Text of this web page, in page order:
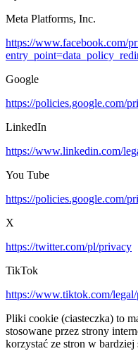
Meta Platforms, Inc.
https://www.facebook.com/
Google
https://policies.google.com/
LinkedIn
https://www.linkedin.com/
You Tube
https://policies.google.com/
X
https://twitter.com/pl/privacy
TikTok
https://www.tiktok.com/
Pliki cookie (ciasteczka) to
stosowane przez strony
korzystać ze stron w